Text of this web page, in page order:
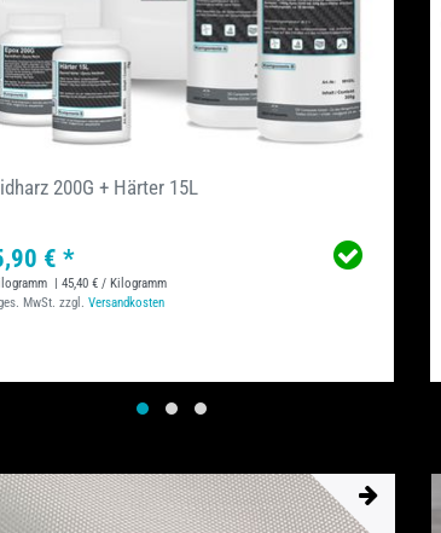
200G + Härter 15L
€ *
| 45,40 € / Kilogramm
MwSt. zzgl.Versandkosten